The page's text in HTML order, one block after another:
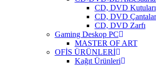
CD, DVD Kutuları
CD, DVD
CD, DVD Zarfı
Gaming Deskop PC
MASTER OF ART
OFİS ÜRÜNLERİ
Kağıt Ürünleri